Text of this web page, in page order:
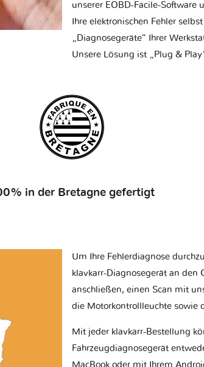
unserer EOBD-Facile-Software
Ihre elektronischen Fehler
„Diagnosegeräte“ Ihrer
Unsere Lösung ist „Plug &
in der Bretagne gefertigt
Um Ihre Fehlerdiagnose
klavkarr-Diagnosegerät an den
anschließen, einen Scan mit
die Motorkontrollleuchte sowie
Mit jeder klavkarr-Bestellung
Fahrzeugdiagnosegerät
MacBook oder mit Ihrem